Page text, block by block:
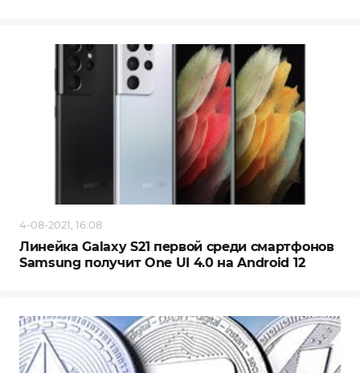
4-08-2021, 16:08
Линейка Galaxy S21 первой среди смартфонов
Samsung получит One UI 4.0 на Android 12